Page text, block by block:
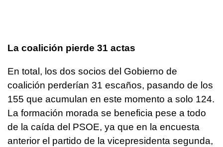
La coalición pierde 31 actas
En total, los dos socios del Gobierno de
coalición perderían 31 escaños, pasando de los
155 que acumulan en este momento a solo 124.
La formación morada se beneficia pese a todo
de la caída del PSOE, ya que en la encuesta
anterior el partido de la vicepresidenta segunda,